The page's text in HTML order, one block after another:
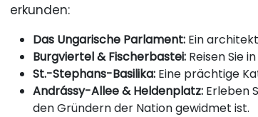
erkunden:
Das Ungarische Parlament: Ein
Burgviertel & Fischerbastei: Reisen Sie
St.-Stephans-Basilika: Eine prächtige
Andrássy-Allee & Heldenplatz: Erleben
den Gründern der Nation gewidmet ist.